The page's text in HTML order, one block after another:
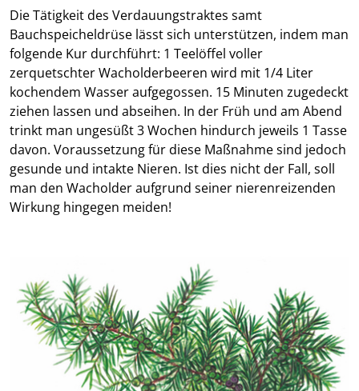
Die Tätigkeit des Verdauungstraktes samt
Bauchspeicheldrüse lässt sich unterstützen, indem man
folgende Kur durchführt: 1 Teelöffel voller
zerquetschter Wacholderbeeren wird mit 1/4 Liter
kochendem Wasser aufgegossen. 15 Minuten zugedeckt
ziehen lassen und abseihen. In der Früh und am Abend
trinkt man ungesüßt 3 Wochen hindurch jeweils 1 Tasse
davon. Voraussetzung für diese Maßnahme sind jedoch
gesunde und intakte Nieren. Ist dies nicht der Fall, soll
man den Wacholder aufgrund seiner nierenreizenden
Wirkung hingegen meiden!